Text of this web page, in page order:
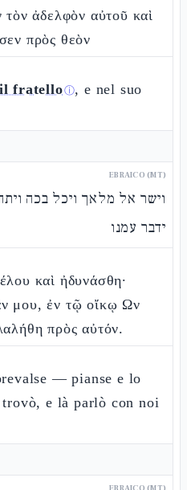
τὸν ἀδελφὸν αὐτοῦ καὶ
πρὸς θεὸν
fratelloⓘ, e nel suo
EBRAICO (MT)
וישר אל מלאך ויכל בכה
ידבר עמנו
καὶ ἠδυνάσθη·
μου, ἐν τῷ οἴκῳ Ων
πρὸς αὐτόν.
— pianse e lo
e là parlò con noi